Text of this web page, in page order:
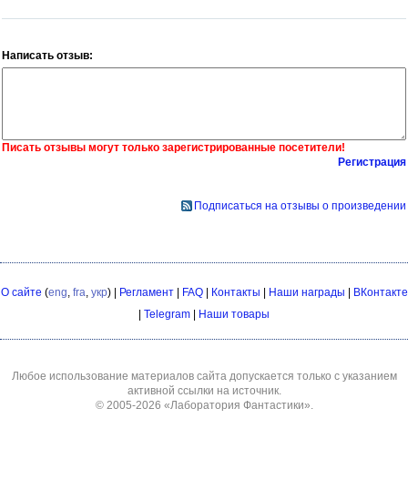
Написать отзыв:
Писать отзывы могут только зарегистрированные посетители!
Регистрация
Подписаться на отзывы о произведении
О сайте (eng fra укр) | Регламент| FAQ| Контакты | Наши награды | ВКонтакте
| Telegram | Наши товары
Любое использование материалов сайта допускается только с указанием
активной ссылки на источник.
© 2005-2026 «Лаборатория Фантастики»